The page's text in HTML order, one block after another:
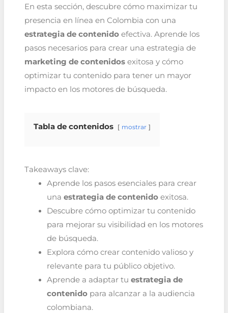
En esta sección, descubre cómo maximizar tu
presencia en línea en Colombia con una
estrategia de contenidoefectiva. Aprende los
pasos necesarios para crear una estrategia de
marketing de contenidosexitosa y cómo
optimizar tu contenido para tener un mayor
impacto en los motores de búsqueda.
Tabla de contenidos mostrar
Takeaways clave:
Aprende los pasos esenciales para crear
una estrategia de contenidoexitosa.
Descubre cómo optimizar tu contenido
para mejorar su visibilidad en los motores
de búsqueda.
Explora cómo crear contenido valioso y
relevante para tu público objetivo.
Aprende a adaptar tu estrategia de
contenidopara alcanzar a la audiencia
colombiana.